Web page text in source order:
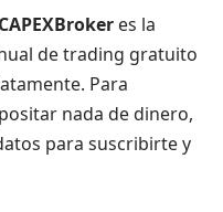
CAPEXBroker es la
de trading gratuito
Para
nada de dinero,
para suscribirte y